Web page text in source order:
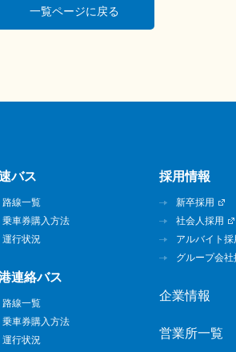
一覧ページに戻る
バス
路線一覧
乗車券購入方法
運行状況
連絡バス
路線一覧
乗車券購入方法
運行状況
採用情報
新卒採用
社会人採用
アルバイト採
グループ会社
企業情報
営業所一覧